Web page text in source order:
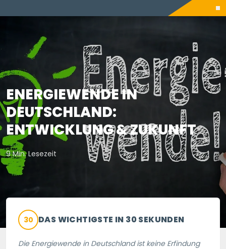
ENERGIEWENDE IN
DEUTSCHLAND:
ENTWICKLUNG & ZUKUNFT
9 Min. Lesezeit
30 DAS WICHTIGSTE IN 30 SEKUNDEN
Die Energiewende in Deutschland ist keine Erfindung